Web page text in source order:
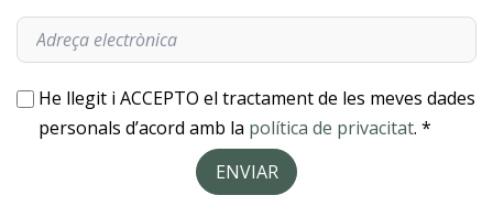
He llegit i ACCEPTO el tractament de les meves dades
personals d’acord amb la política de privacitat. *
ENVIAR